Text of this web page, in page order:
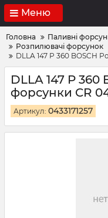
Меню
Головна
Паливні
Розпилювачі форсунок
DLLA 147 P 360 BOSCH
DLLA 147 P
форсунки CR
Артикул: 0433171257